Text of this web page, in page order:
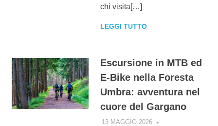
chi visita[…]
LEGGI TUTTO
Escursione in MTB ed
E-Bike nella Foresta
Umbra: avventura nel
cuore del Gargano
13 MAGGIO 2026